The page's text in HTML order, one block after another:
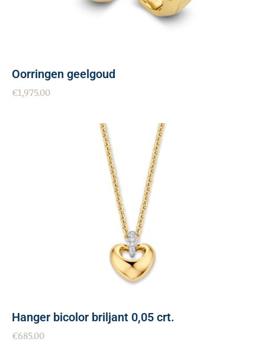
Oorringen geelgoud
€1,975.00
Hanger bicolor briljant 0,05 crt.
€685.00